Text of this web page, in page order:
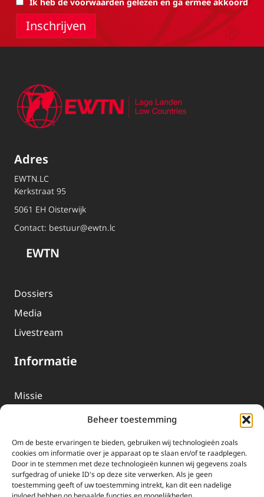
Beheer toestemming
Om de beste ervaringen te bieden, gebruiken wij technologieën zoals
cookies om informatie over je apparaat op te slaan en/of te raadplegen.
Door in te stemmen met deze technologieën kunnen wij gegevens zoals
surfgedrag of unieke ID's op deze site verwerken. Als je geen
toestemming geeft of uw toestemming intrekt, kan dit een nadelige
Ik heb de voorwaarden gelezen en ga ermee akkoord
Adres
EWTN.LC
Kerkstraat 95
5061 EH Oisterwijk
Contact: bestuur@ewtn.lc
EWTN
Dossiers
Media
Livestream
Informatie
Missie
EWTN-Team
Organisatiegegevens